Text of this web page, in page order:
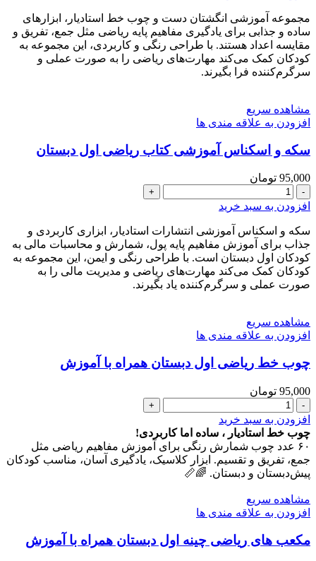
چوب
خط
ریاضی
اول
دبستان
مجموعه آموزشی انگشتان دست و چوب خط استادیار، ابزارهای
ساده و جذابی برای یادگیری مفاهیم پایه ریاضی مثل جمع، تفریق و
مقایسه اعداد هستند. با طراحی رنگی و کاربردی، این مجموعه به
کودکان کمک می‌کند مهارت‌های ریاضی را به صورت عملی و
سرگرم‌کننده فرا بگیرند.
مشاهده سریع
افزودن به علاقه مندی ها
سکه و اسکناس آموزشی کتاب ریاضی اول دبستان
95,000 تومان
سکه
و
آموزشی
کتاب
ریاضی
اول
دبستان
افزودن به سبد خرید
سکه و اسکناس آموزشی انتشارات استادیار، ابزاری کاربردی و
جذاب برای آموزش مفاهیم پایه پول، شمارش و محاسبات مالی به
کودکان اول دبستان است. با طراحی رنگی و ایمن، این مجموعه به
کودکان کمک می‌کند مهارت‌های ریاضی و مدیریت مالی را به
صورت عملی و سرگرم‌کننده یاد بگیرند.
مشاهده سریع
افزودن به علاقه مندی ها
چوب خط ریاضی اول دبستان همراه با آموزش
95,000 تومان
چوب
خط
ریاضی
اول
دبستان
همراه
آموزش
عدد
افزودن به سبد خرید
چوب خط استادیار ، ساده اما کاربردی!
۶۰ عدد چوب شمارش رنگی برای آموزش مفاهیم ریاضی مثل
جمع، تفریق و تقسیم. ابزار کلاسیک، یادگیری آسان، مناسب کودکان
پیش‌دبستان و دبستان. 🌈📏
مشاهده سریع
افزودن به علاقه مندی ها
مکعب های ریاضی چینه اول دبستان همراه با آموزش